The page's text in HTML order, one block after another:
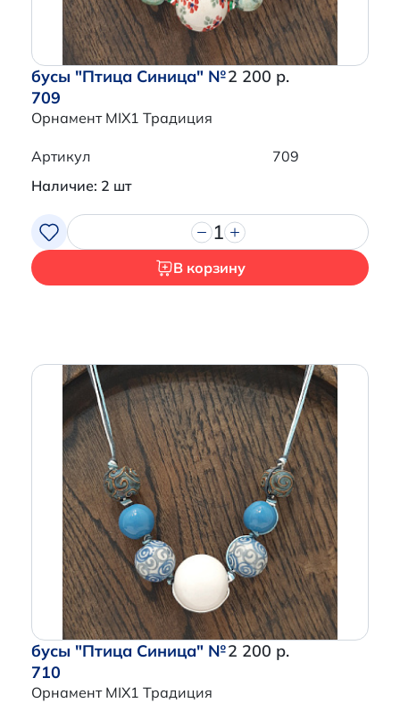
Итого:
Продолжить покупки
Перейти в корзину
бусы "Птица Синица" №
709
Орнамент MIX1 Традиция
2 200 р.
Артикул
709
Наличие: 2 шт
1
В корзину
бусы "Птица Синица" №
710
Орнамент MIX1 Традиция
2 200 р.